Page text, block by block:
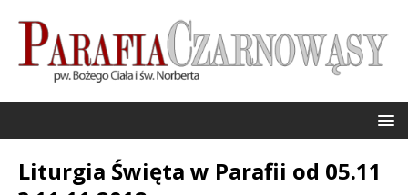
Liturgia Święta w Parafii od 05.11